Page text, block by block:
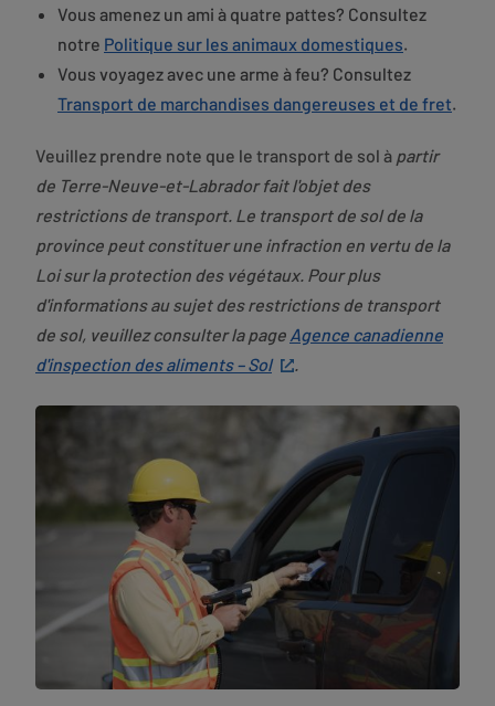
Vous amenez un ami à quatre pattes? Consultez
notre Politique sur les animaux domestiques.
Vous voyagez avec une arme à feu? Consultez
Transport de marchandises dangereuses et de fret.
Veuillez prendre note que le transport de sol à partir
de Terre-Neuve-et-Labrador fait l'objet des
restrictions de transport. Le transport de sol de la
province peut constituer une infraction en vertu de la
Loi sur la protection des végétaux. Pour plus
d'informations au sujet des restrictions de transport
de sol, veuillez consulter la page Agence canadienne
d'inspection des aliments – Sol
.